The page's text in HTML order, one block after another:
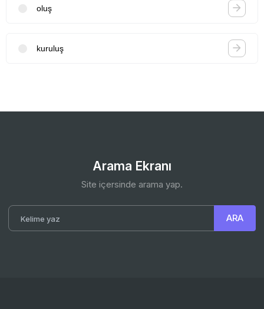
oluş
kuruluş
Arama Ekranı
Site içersinde arama yap.